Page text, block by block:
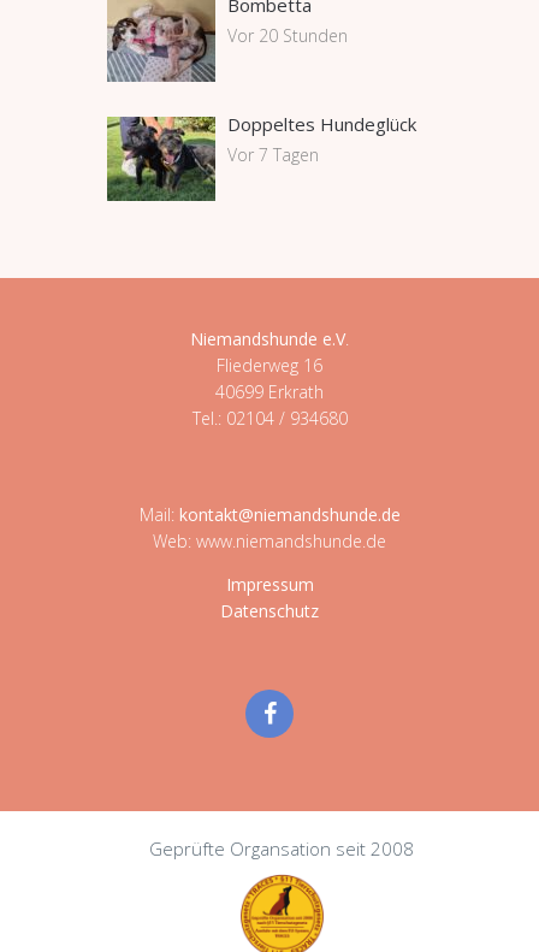
Bombetta
Vor 20 Stunden
Doppeltes Hundeglück
Vor 7 Tagen
Niemandshunde e.V.
Fliederweg 16
40699 Erkrath
Tel.: 02104 / 934680
Mail: kontakt@niemandshunde.de
Web: www.niemandshunde.de
Impressum
Datenschutz
Geprüfte Organsation seit 2008